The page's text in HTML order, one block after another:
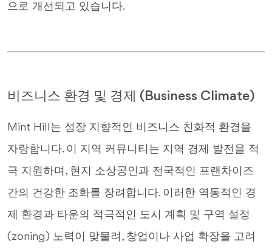
으로 개선되고 있습니다.
비즈니스 환경 및 경제 (Business Climate)
Mint Hill는 성장 지향적인 비즈니스 친화적 환경을
자랑합니다. 이 지역 커뮤니티는 지역 경제 발전을 적
극 지원하며, 현지 소상공인과 전국적인 프랜차이즈
간의 건강한 조화를 장려합니다. 이러한 역동적인 경
제 환경과 타운의 적극적인 도시 계획 및 구역 설정
(zoning) 노력이 맞물려, 창업이나 사업 확장을 고려